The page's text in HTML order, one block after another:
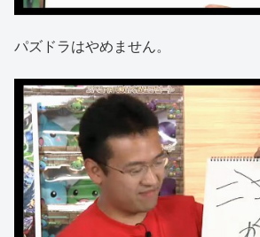
パズドラはやめません。